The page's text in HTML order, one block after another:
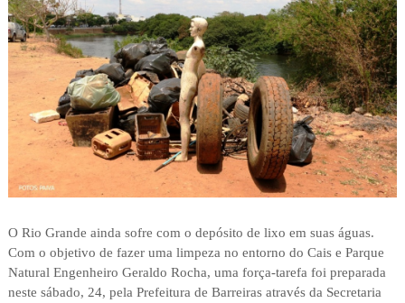
O Rio Grande ainda sofre com o depósito de lixo em suas águas.
Com o objetivo de fazer uma limpeza no entorno do Cais e Parque
Natural Engenheiro Geraldo Rocha, uma força-tarefa foi preparada
neste sábado, 24, pela Prefeitura de Barreiras através da Secretaria